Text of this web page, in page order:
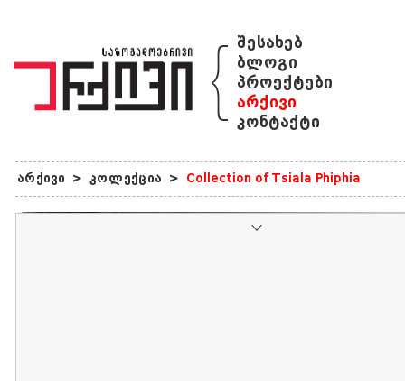
{ შესახებ
ბლოგი
პროექტები
არქივი
კონტაქტი
არქივი > კოლექცია > Collection of Tsiala Phiphia